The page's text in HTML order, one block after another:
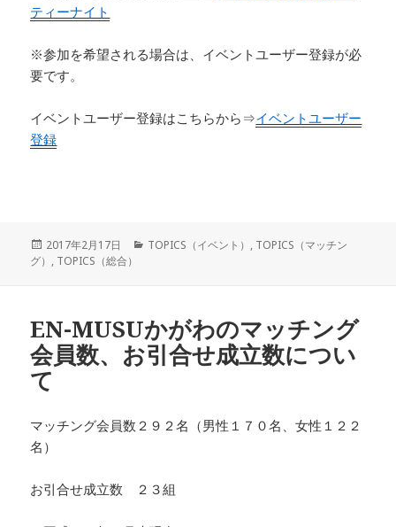
ティーナイト
※参加を希望される場合は、イベントユーザー登録が必
要です。
イベントユーザー登録はこちらから⇒イベントユーザー
登録
投
2017年2月17日
カ
TOPICS（イベント） , TOPICS（マッチン
グ） , TOPICS（総合）
EN-MUSUかがわのマッチング
会員数、お引合せ成立数につい
て
マッチング会員数２９２名（男性１７０名、女性１２２
名）
お引合せ成立数 ２３組